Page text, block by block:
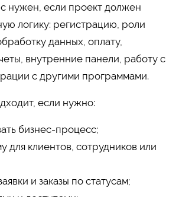
нужен, если проект должен
логику: регистрацию, роли
данных, оплату,
внутренние панели, работу с
с другими программами.
если нужно:
бизнес-процесс;
для клиентов, сотрудников или
и заказы по статусам;